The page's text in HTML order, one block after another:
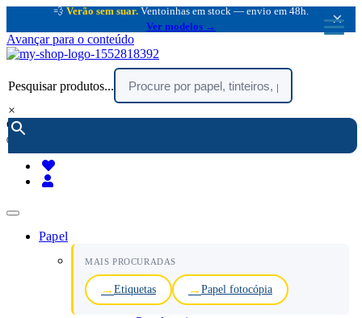
💨 Verão sem suar. Ventoinhas em stock — envio em 48h.
Ver modelos →
×
Avançar para o conteúdo
Pesquisar produtos...
×
encomendar por telefone :
(chamada rede fixa nacional)
Papel
MAIS PROCURADAS
Etiquetas Papel fotocópia